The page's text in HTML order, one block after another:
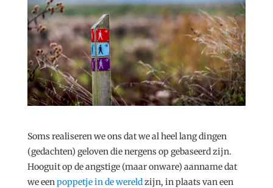
Soms realiseren we ons dat we al heel lang dingen
(gedachten) geloven die nergens op gebaseerd zijn.
Hooguit op de angstige (maar onware) aanname dat
we eenpoppetje in de wereldzijn, in plaats van een